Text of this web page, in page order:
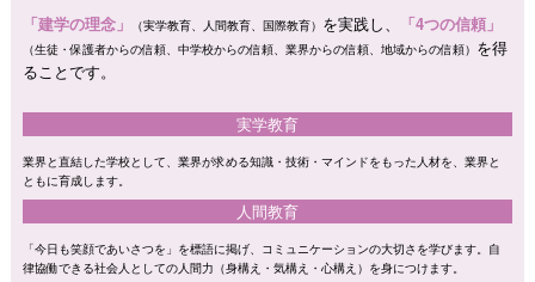
「建学の理念」 （実学教育、人間教育、国際教育） を実践し、 「4つの信頼」
（生徒・保護者からの信頼、中学校からの信頼、業界からの信頼、地域からの信頼） を得
ることです。
実学教育
業界と直結した学校として、業界が求める知識・技術・マインドをもった人材を、業界と
ともに育成します。
人間教育
「今日も笑顔であいさつを」を標語に掲げ、コミュニケーションの大切さを学びます。自
律協働できる社会人としての人間力（身構え・気構え・心構え）を身につけます。